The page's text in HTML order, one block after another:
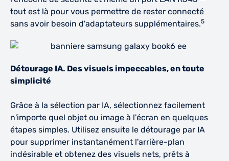
tout est là pour vous permettre de rester connecté
sans avoir besoin d'adaptateurs supplémentaires.5
Détourage IA. Des visuels impeccables, en toute
simplicité
Grâce à la sélection par IA, sélectionnez facilement
n'importe quel objet ou image à l'écran en quelques
étapes simples. Utilisez ensuite le détourage par IA
pour supprimer instantanément l'arrière-plan
indésirable et obtenez des visuels nets, prêts à